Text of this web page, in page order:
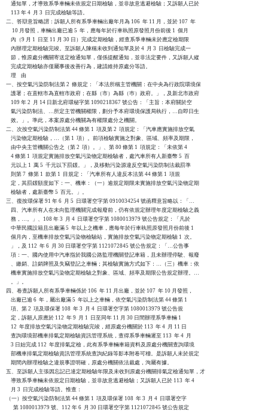
    通知單，才導致系爭車輛未依規定日期檢驗，並非故意逃避檢驗；又訴願人已於
    113 年 4  月 3  日完成檢驗等語。
二、答辯意旨略謂：訴願人所有系爭車輛出廠年月為 106  年 11 月，並於 107  年
     10 月發照，車輛出廠已逾 5  年，應每年於行車執照原發照月份前後 1  個月
    內（9 月 1  日至 11 月 30 日）完成定期檢驗，經查系爭車輛未於應定檢期限
    內辦理定期檢驗完竣。至訴願人陳稱未收到通知單及於 4  月 3  日檢驗完成一
    節，惟原處分機關寄送定檢通知單，僅係提醒通知，並非法定要件，又訴願人縱
    完成定期檢驗亦僅屬事後改善行為，建請維持原處分等語。
    理    由
一、按空氣污染防制法第 2  條規定：「本法所稱主管機關：在中央為行政院環境保
    護署；在直轄市為直轄市政府；在縣（市）為縣（巿）政府。」，及新北市政府
    109 年 2  月 14 日新北府環秘字第 1090218367 號公告：「主旨：本府關於空
    氣污染防制法、…所定主管機關權限，劃分予本府環境保護局執行，…自即日生
    效。」。準此，本案原處分機關為有權限處分之機關。
二、次按空氣污染防制法第 44 條第 1  項及第 2  項規定：「汽車應實施排放空氣
    污染物定期檢驗，…（第 1  項）。前項檢驗實施之對象、區域、頻率及期限，
    由中央主管機關公告之（第 2  項）。」、第 80 條第 1  項規定：「未依第 4
    4 條第 1  項規定實施排放空氣污染物定期檢驗者，處汽車所有人新臺幣 5  百
    元以上 1  萬 5  千元以下罰鍰。」，及移動污染源違反空氣污染防制法裁罰準
    則第 7  條第 1  款第 1  目規定：「汽車所有人違反本法第 44 條第 1  項規
    定，其罰鍰額度如下：一、機車：（一）逾規定期限未實施排放空氣污染物定期
    檢驗者，處新臺幣 5  百元。」。
三、復按環保署 91 年 6  月 5  日環署空字第 0910034254 號函釋意旨略以：「…
    四、汽車所有人在未向監理機關完成報廢前，仍有依規定辦理年度定期檢驗之義
    務，…。」、108 年 3  月 4  日環署空字第 1080013979 號公告規定：「凡於
    中華民國設籍且出廠滿 5  年以上之機車，應每年於行車執照原發照月份前後 1
    個月內，至機車排放空氣污染物檢驗站，實施排放空氣污染物定期檢驗 1  次。
    」，及 112  年 6  月 30 日環署空字第 1121072845 號公告規定：「…公告事
    項：一、國內使用中汽車指於我國公路監理機關登記車籍，且未辦理停駛、報廢
    、繳銷、註銷牌照及失竊登記之車輛；其檢驗實施方式如下：…（三）機車：依
    機車實施排放空氣污染物定期檢驗之對象、區域、頻率及期限公告規定辦理。…
    。」。
四、卷查訴願人所有系爭車輛係於 106  年 11 月出廠，並於 107  年 10 月發照，
    出廠已逾 6  年，屬出廠滿 5  年以上之車輛，依空氣污染防制法第 44 條第 1
    項、第 2  項及環保署 108  年 3  月 4  日環署空字第 1080013979 號公告規
    定，訴願人原應於 112  年 9  月 1  日至同年 11 月 30 日間辦理系爭車輛 1
    12  年度排放空氣污染物定期檢驗完竣，經原處分機關於 113  年 4  月 11 日
    查詢環境部機車排氣定期檢驗資訊管理系統，查得系爭車輛遲至 113  年 4  月
    3 日始完成 112  年度排氣定檢，此有系爭車輛車籍資料及原處分機關查詢環境
    部機車排氣定期檢驗資訊管理系統查詢紀錄等影本附卷可稽。是訴願人未於規定
    期間內辦理檢驗之違規事證明確，原處分機關依法裁處，洵屬有據。
五、至訴願人主張因忘記已達定期檢驗年限及未收到原處分機關排氣定檢通知單，才
    導致系爭車輛未依規定日期檢驗，並非故意逃避檢驗；又訴願人已於 113  年 4
    月 3  日完成檢驗等語。惟查：
（一）按空氣污染防制法第 44 條第 1  項及環保署 108  年 3  月 4  日環署空字
      第 1080013979 號、112 年 6  月 30 日環署空字第 1121072845 號公告規定